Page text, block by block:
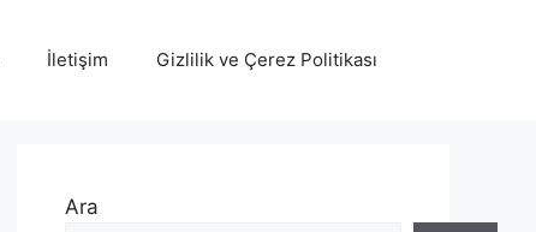
İletişim Gizlilik ve Çerez Politikası
Ara